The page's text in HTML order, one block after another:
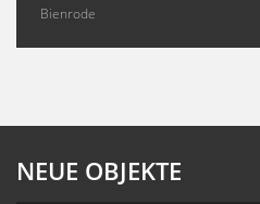
Bienrode
NEUE OBJEKTE